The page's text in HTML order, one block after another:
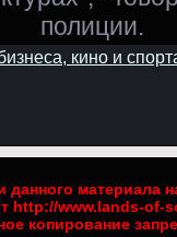
полиции.
кино и
данного материала
http://www.lands-of-
копирование